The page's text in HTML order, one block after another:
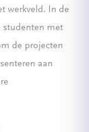
werkveld. In de
studenten met
de projecten
aan